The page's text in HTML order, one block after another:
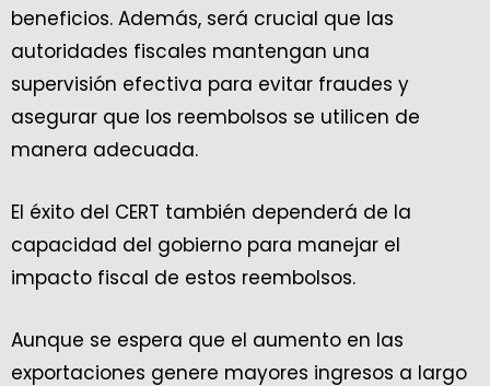
beneficios. Además, será crucial que las
autoridades fiscales mantengan una
supervisión efectiva para evitar fraudes y
asegurar que los reembolsos se utilicen de
manera adecuada.
El éxito del CERT también dependerá de la
capacidad del gobierno para manejar el
impacto fiscal de estos reembolsos.
Aunque se espera que el aumento en las
exportaciones genere mayores ingresos a largo